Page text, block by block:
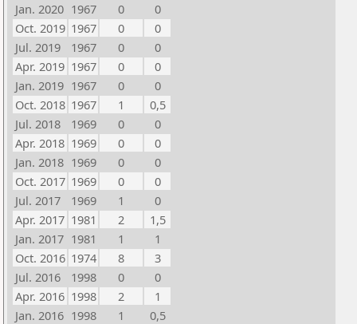
Jan. 2020 1967 0
0
Oct. 2019 1967 0
0
Jul. 2019
1967 0
0
Apr. 2019 1967 0
0
Jan. 2019 1967 0
0
Oct. 2018 1967 1
0,5
Jul. 2018
1969 0
0
Apr. 2018 1969 0
0
Jan. 2018 1969 0
0
Oct. 2017 1969 0
0
Jul. 2017
1969 1
0
Apr. 2017 1981 2
1,5
Jan. 2017 1981 1
1
Oct. 2016 1974 8
3
Jul. 2016
1998 0
0
Apr. 2016 1998 2
1
Jan. 2016 1998 1
0,5